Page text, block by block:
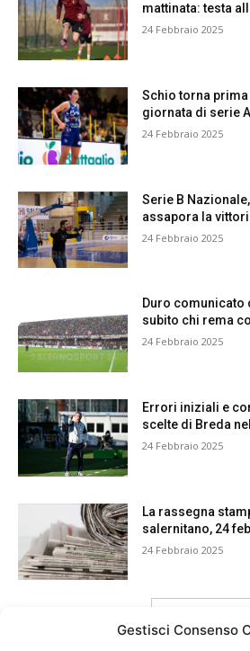
Gestisci Consenso
mattinata: testa
24 Febbraio 2025
Schio torna
giornata di serie
24 Febbraio 2025
Serie B
assapora la
24 Febbraio 2025
Duro comunicato
subito chi rema
24 Febbraio 2025
Errori iniziali e
scelte di Breda
24 Febbraio 2025
La rassegna
salernitano, 24
24 Febbraio 2025